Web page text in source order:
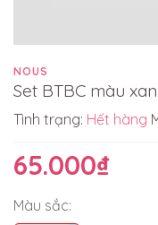
NOUS
Set BTBC màu
Tình trạng: Hết hàng
65.000₫
Màu sắc: